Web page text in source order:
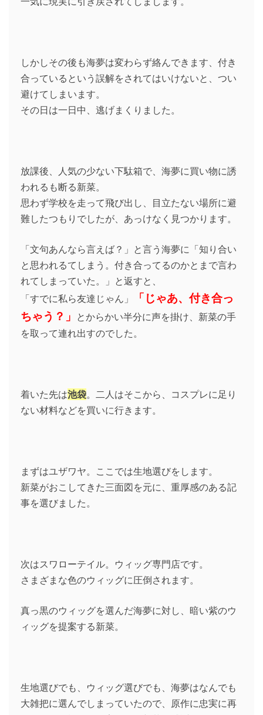
しかしその後も海夢は変わらず絡んできます、付き
合っているという誤解をされてはいけないと、つい
避けてしまいます。
その日は一日中、逃げまくりました。
放課後、人気の少ない下駄箱で、海夢に買い物に誘
われるも断る新菜。
思わず学校を走って飛び出し、目立たない場所に避
難したつもりでしたが、あっけなく見つかります。
「文句あんなら言えば？」と言う海夢に「知り合い
と思われるてしまう。付き合ってるのかとまで言わ
れてしまっていた。」と返すと、
「すでに私ら友達じゃん」
「じゃあ、付き合っ
ちゃう？」 とからかい半分に声を掛け、新菜の手
を取って連れ出すのでした。
着いた先は池袋。二人はそこから、コスプレに足り
ない材料などを買いに行きます。
まずはユザワヤ。ここでは生地選びをします。
新菜がおこしてきた三面図を元に、重厚感のある記
事を選びました。
次はスワローテイル。ウィッグ専門店です。
さまざまな色のウィッグに圧倒されます。
真っ黒のウィッグを選んだ海夢に対し、暗い紫のウ
ィッグを提案する新菜。
生地選びでも、ウィッグ選びでも、海夢はなんでも
大雑把に選んでしまっていたので、原作に忠実に再